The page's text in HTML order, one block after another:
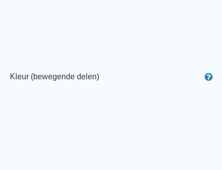
Kleur (bewegende delen)